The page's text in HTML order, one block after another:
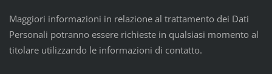
Maggiori informazioni in relazione al trattamento dei Dati
Personali potranno essere richieste in qualsiasi momento al
titolare utilizzando le informazioni di contatto.